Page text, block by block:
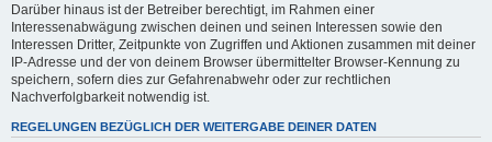
Darüber hinaus ist der Betreiber berechtigt, im Rahmen einer
Interessenabwägung zwischen deinen und seinen Interessen sowie den
Interessen Dritter, Zeitpunkte von Zugriffen und Aktionen zusammen mit deiner
IP-Adresse und der von deinem Browser übermittelter Browser-Kennung zu
speichern, sofern dies zur Gefahrenabwehr oder zur rechtlichen
Nachverfolgbarkeit notwendig ist.
REGELUNGEN BEZÜGLICH DER WEITERGABE DEINER DATEN